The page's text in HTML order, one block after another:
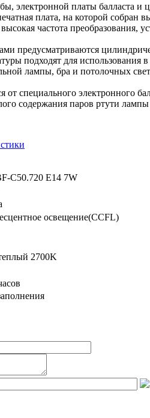
электронной платы балласта
плата, на которой собран
высокая частота
предусматриваются
подходят для использования
лампы, бра и потолочных
от специального электронного
содержания паров ртути
C50.720 E14 7W
освещение(CCFL)
2700K